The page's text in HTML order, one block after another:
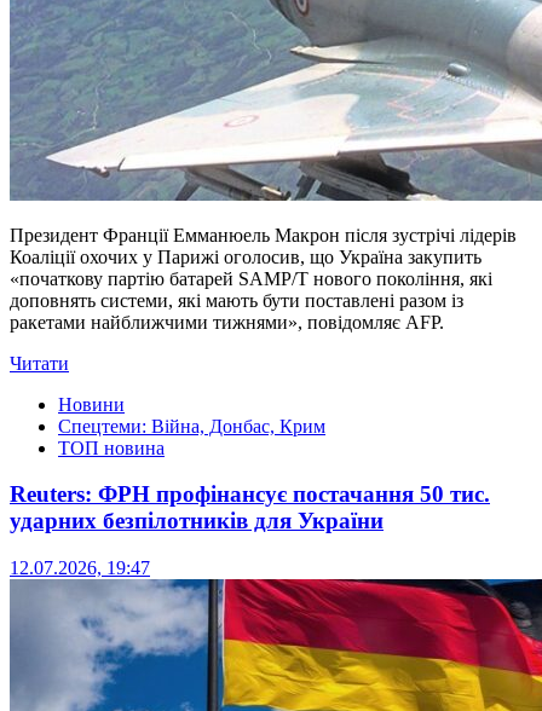
Президент Франції Емманюель Макрон після зустрічі лідерів
Коаліції охочих у Парижі оголосив, що Україна закупить
«початкову партію батарей SAMP/T нового покоління, які
доповнять системи, які мають бути поставлені разом із
ракетами найближчими тижнями», повідомляє AFP.
Читати
Новини
Спецтеми: Війна, Донбас, Крим
ТОП новина
Reuters: ФРН профінансує постачання 50 тис.
ударних безпілотників для України
12.07.2026, 19:47